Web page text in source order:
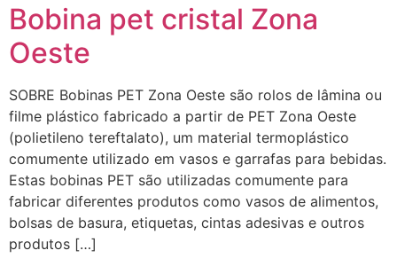
Bobina pet cristal Zona
Oeste
SOBRE Bobinas PET Zona Oeste são rolos de lâmina ou
filme plástico fabricado a partir de PET Zona Oeste
(polietileno tereftalato), um material termoplástico
comumente utilizado em vasos e garrafas para bebidas.
Estas bobinas PET são utilizadas comumente para
fabricar diferentes produtos como vasos de alimentos,
bolsas de basura, etiquetas, cintas adesivas e outros
produtos […]